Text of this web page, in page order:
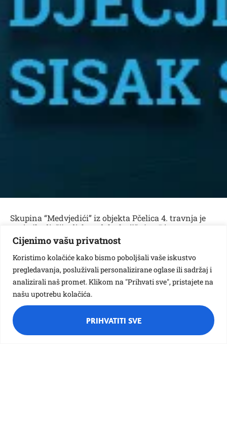
Cijenimo vašu privatnost
Koristimo kolačiće kako bismo poboljšali vaše iskustvo
pregledavanja, posluživali personalizirane oglase ili sadržaj i
analizirali naš promet. Klikom na "Prihvati sve", pristajete na
našu upotrebu kolačića.
PRIHVATITI SVE
Skupina “Medvjedići” iz objekta Pčelica 4. travnja je
posjetila dječji odjel gradske knjižnice. Djeca su
sudjelovala u radionici pod nazivom: “Bontončić -
osobe s invaliditetom”. Razgovarali smo o tome kako
možemo pomoći osobama koje imaju neki invaliditet
ukoliko se nađemo u njihovom društvu. Najviše od
svega djeci se svidjelo iznenađenje-upoznavanje psa
vodiča.